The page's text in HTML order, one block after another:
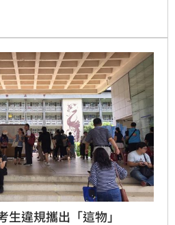
違規攜出「這物」